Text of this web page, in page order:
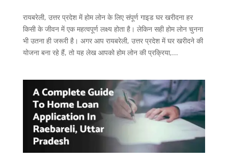
रायबरेली, उत्तर प्रदेश में होम लोन के लिए संपूर्ण गाइड घर खरीदना हर
किसी के जीवन में एक महत्वपूर्ण लक्ष्य होता है। लेकिन सही होम लोन चुनना
भी उतना ही जरूरी है। अगर आप रायबरेली, उत्तर प्रदेश में घर खरीदने की
योजना बना रहे हैं, तो यह लेख आपको होम लोन की प्रक्रिया,...